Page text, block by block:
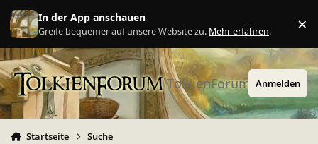
Zu Inhalt springen
In der App anschauen
Greife bequemer auf unsere Website zu. Mehr erfahren. ×
TolkienForum Anmelden
Startseite Suche